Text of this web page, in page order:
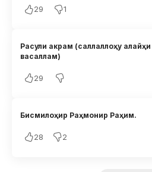
29 1
Расули акрам (саллаллоҳу алайҳи
васаллам)
29
Бисмилоҳир Раҳмонир Раҳим.
28 2